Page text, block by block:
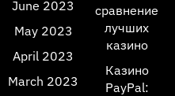
June 2023
May 2023
April 2023
March 2023
сравнение
лучших
казино
Казино
PayPal: